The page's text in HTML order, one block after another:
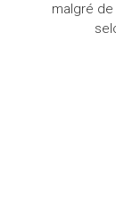
malgré